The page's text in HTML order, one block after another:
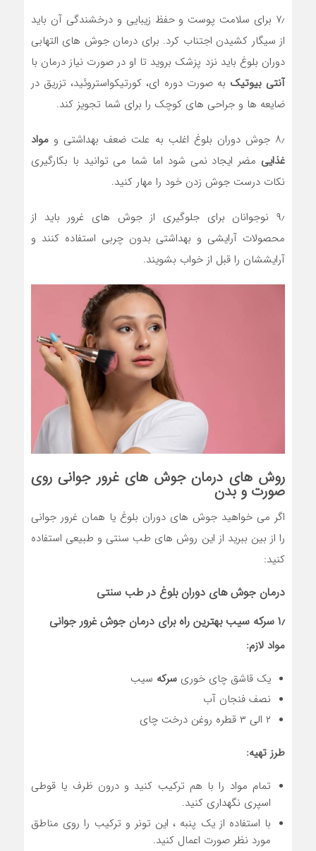
۷٫ برای سلامت پوست و حفظ زیبایی و درخشندگی آن باید
از سیگار کشیدن اجتناب کرد. برای درمان جوش های التهابی
دوران بلوغ باید نزد پزشک بروید تا او در صورت نیاز درمان با
آنتی بیوتیک به صورت دوره ای، کورتیکواستروئید، تزریق در
ضایعه ها و جراحی های کوچک را برای شما تجویز کند.
۸٫ جوش دوران بلوغ اغلب به علت ضعف بهداشتی و
مواد
غذایی مضر ایجاد نمی شود اما شما می توانید با بکارگیری
نکات درست جوش زدن خود را مهار کنید.
۹٫ نوجوانان برای جلوگیری از جوش های غرور باید از
محصولات آرایشی و بهداشتی بدون چربی استفاده کنند و
آرایششان را قبل از خواب بشویند.
روش های درمان جوش های غرور جوانی روی
صورت و بدن
اگر می خواهید جوش های دوران بلوغ یا همان غرور جوانی
را از بین ببرید از این روش های طب سنتی و طبیعی استفاده
کنید:
درمان جوش های دوران بلوغ در طب سنتی
۱٫سرکه سیببهترین راه برای درمان جوش غرور جوانی
مواد لازم:
یک قاشق چای خوری سرکه سیب
نصف فنجان آب
۲ الی ۳ قطره روغن درخت چای
طرز تهیه:
تمام مواد را با هم ترکیب کنید و درون ظرف یا قوطی
اسپری نگهداری کنید.
با استفاده از یک پنبه ، این تونر و ترکیب را روی مناطق
مورد نظر صورت اعمال کنید.